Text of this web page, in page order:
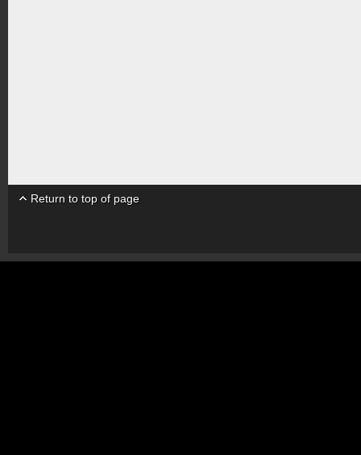
Return to top of page